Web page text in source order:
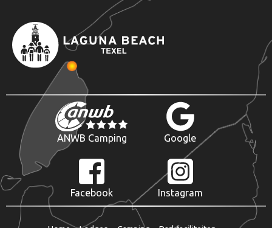
ANWB Camping Google
Facebook Instagram